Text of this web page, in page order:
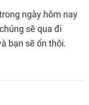
ngày hôm nay
sẽ qua đi
bạn sẽ ổn thôi.